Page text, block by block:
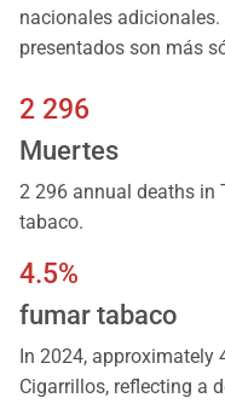
nacionales
presentados son más
2 296
Muertes
2 296 annual deaths in
tabaco.
4.5%
fumar tabaco
In 2024, approximately
Cigarrillos, reflecting a